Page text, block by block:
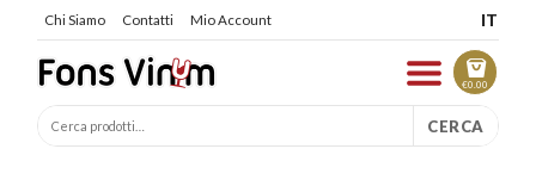
Chi Siamo Contatti Mio Account IT
€0.00
CERCA